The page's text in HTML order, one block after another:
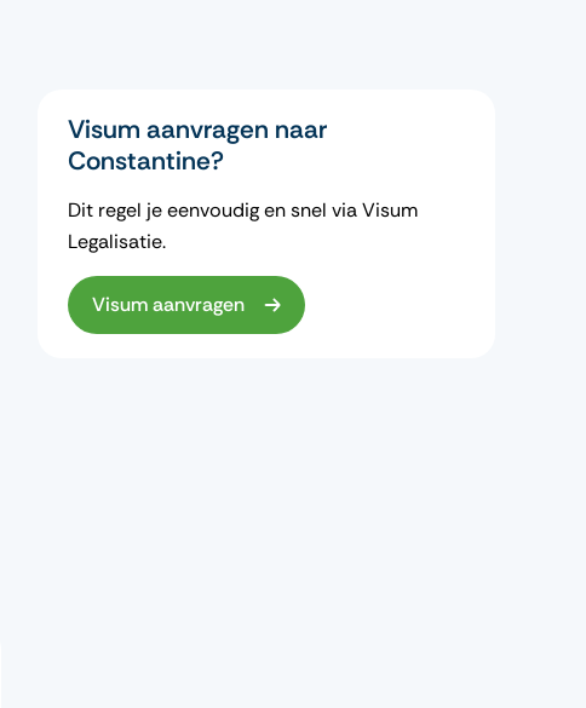
Visum aanvragen naar
Constantine?
Dit regel je eenvoudig en snel via Visum
Legalisatie.
Visum aanvragen